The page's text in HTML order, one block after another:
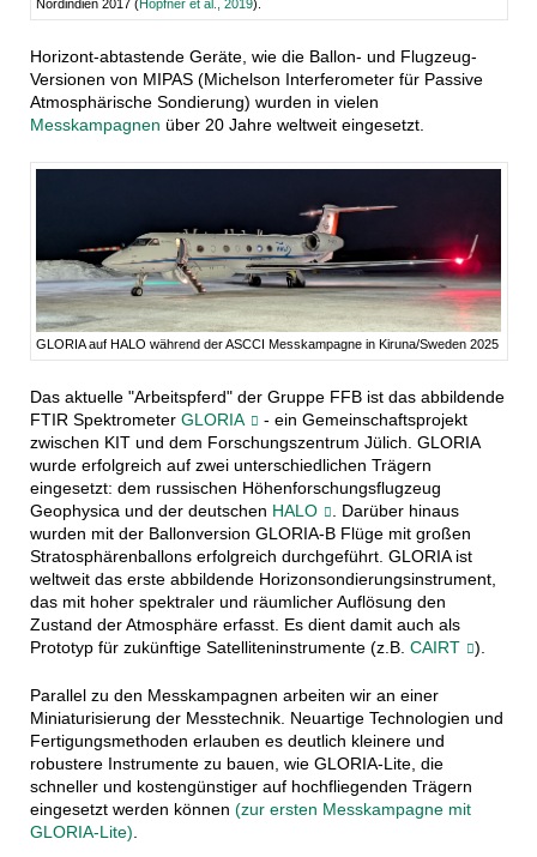
Nordindien 2017 (Höpfner et al., 2019).
Horizont-abtastende Geräte, wie die Ballon- und Flugzeug-
Versionen von MIPAS (Michelson Interferometer für Passive
Atmosphärische Sondierung) wurden in vielen
Messkampagnen über 20 Jahre weltweit eingesetzt.
GLORIA auf HALO während der ASCCI Messkampagne in Kiruna/Sweden 2025
Das aktuelle "Arbeitspferd" der Gruppe FFB ist das abbildende
FTIR Spektrometer GLORIA
- ein Gemeinschaftsprojekt
zwischen KIT und dem Forschungszentrum Jülich. GLORIA
wurde erfolgreich auf zwei unterschiedlichen Trägern
eingesetzt: dem russischen Höhenforschungsflugzeug
Geophysica und der deutschen HALO
. Darüber hinaus
wurden mit der Ballonversion GLORIA-B Flüge mit großen
Stratosphärenballons erfolgreich durchgeführt. GLORIA ist
weltweit das erste abbildende Horizonsondierungsinstrument,
das mit hoher spektraler und räumlicher Auflösung den
Zustand der Atmosphäre erfasst. Es dient damit auch als
Prototyp für zukünftige Satelliteninstrumente (z.B. CAIRT ).
Parallel zu den Messkampagnen arbeiten wir an einer
Miniaturisierung der Messtechnik. Neuartige Technologien und
Fertigungsmethoden erlauben es deutlich kleinere und
robustere Instrumente zu bauen, wie GLORIA-Lite, die
schneller und kostengünstiger auf hochfliegenden Trägern
eingesetzt werden können (zur ersten Messkampagne mit
GLORIA-Lite)